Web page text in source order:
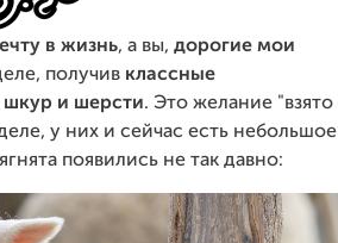
в жизнь, а вы, дорогие мои
получив классные
шкур и шерсти. Это желание "взято
у них и сейчас есть небольшое
появились не так давно: